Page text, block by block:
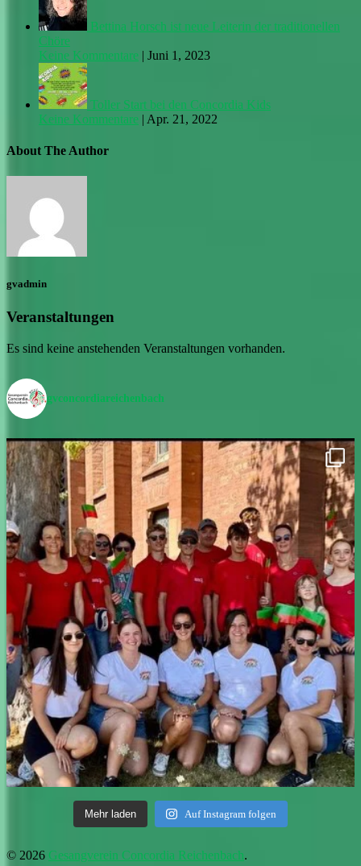
Bettina Horsch ist neue Leiterin der traditionellen
Chöre
Keine Kommentare | Juni 1, 2023
Toller Start bei den Concordia Kids
Keine Kommentare | Apr. 21, 2022
About The Author
gvadmin
Veranstaltungen
Es sind keine anstehenden Veranstaltungen vorhanden.
gvconcordiareichenbach
Mehr laden Auf Instagram folgen
© 2026 Gesangverein Concordia Reichenbach.